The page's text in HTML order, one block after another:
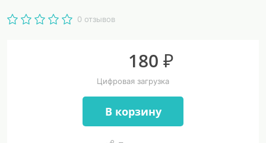
0 отзывов
180 ₽
Цифровая загрузка
В корзину